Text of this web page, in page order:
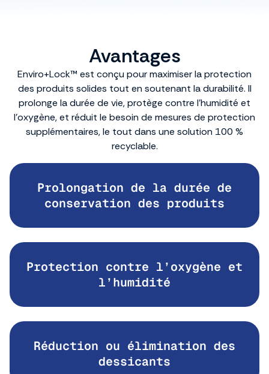
Avantages
Enviro+Lock™ est conçu pour maximiser la protection
des produits solides tout en soutenant la durabilité. Il
prolonge la durée de vie, protège contre l’humidité et
l’oxygène, et réduit le besoin de mesures de protection
supplémentaires, le tout dans une solution 100 %
recyclable.
Prolongation de la durée de
conservation des produits
Protection contre l’oxygène et
l’humidité
Réduction ou élimination des
dessicants